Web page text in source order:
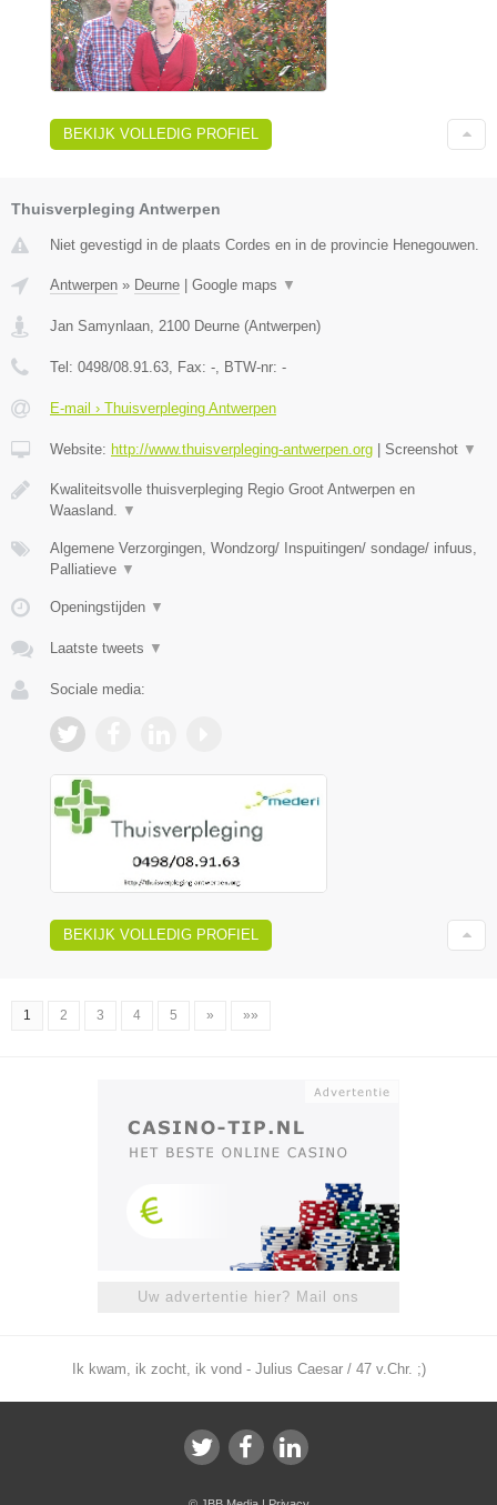
BEKIJK VOLLEDIG PROFIEL
Thuisverpleging Antwerpen
Niet gevestigd in de plaats Cordes en in de provincie Henegouwen.
Antwerpen » Deurne | Google maps ▼
Jan Samynlaan 2100 Deurne (Antwerpen)
Tel: 0498/08.91.63 , Fax: - , BTW-nr: -
E-mail › Thuisverpleging Antwerpen
Website: http://www.thuisverpleging-antwerpen.org | Screenshot ▼
Kwaliteitsvolle thuisverpleging Regio Groot Antwerpen en
Waasland.
▼
Algemene Verzorgingen, Wondzorg/ Inspuitingen/ sondage/ infuus,
Palliatieve ▼
Openingstijden ▼
Laatste tweets ▼
Sociale media:
BEKIJK VOLLEDIG PROFIEL
1 2 3 4 5 » »»
Uw advertentie hier? Mail ons
Ik kwam, ik zocht, ik vond - Julius Caesar / 47 v.Chr. ;)